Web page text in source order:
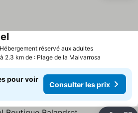
Hébergement réservé aux adultes
à 2.3 km de : Plage de la Malvarrosa
pour voir
Consulter les prix